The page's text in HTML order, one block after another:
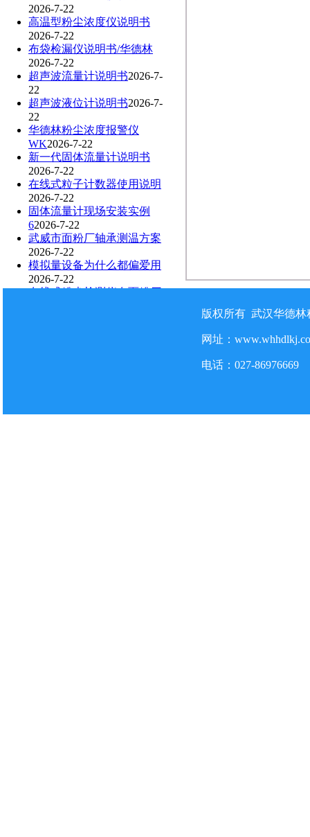
2026-7-22
高温型粉尘浓度仪说明书
2026-7-22
布袋检漏仪说明书/华德林
2026-7-22
超声波流量计说明书2026-7-
22
超声波液位计说明书2026-7-
22
华德林粉尘浓度报警仪
WK2026-7-22
新一代固体流量计说明书
2026-7-22
在线式粒子计数器使用说明
2026-7-22
固体流量计现场安装实例
62026-7-22
武威市面粉厂轴承测温方案
2026-7-22
模拟量设备为什么都偏爱用
2026-7-22
在线式粉尘检测仪在面粉厂
版权所有 武汉华德
网址：
电话：027-